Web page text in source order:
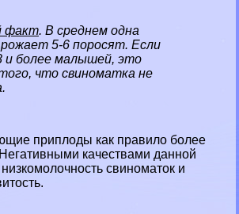
факт. В среднем одна
5-6 поросят. Если
и более малышей, это
что свиноматка не
приплоды как правило более
качествами данной
свиноматок и